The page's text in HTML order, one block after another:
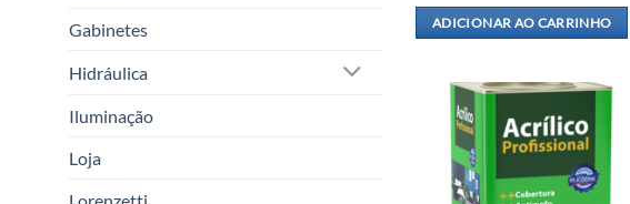
Gabinetes
Hidráulica
Iluminação
Loja
ADICIONAR AO CARRINHO